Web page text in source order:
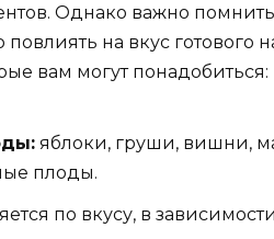
Однако важно
повлиять на вкус
вам могут понадобиться:
яблоки, груши, вишни,
плоды.
по вкусу, в